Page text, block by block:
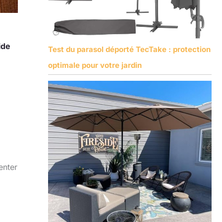
Test du parasol déporté TecTake : protection
optimale pour votre jardin